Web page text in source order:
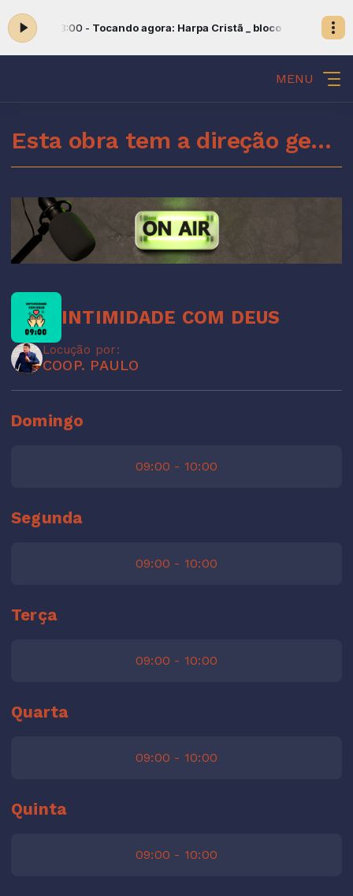
02:00 às 03:00 - Tocando agora: Harpa Cristã _ bloco 03 BOM DIA
MENU
Esta obra tem a direção geral do Espírito Santo de Deus
INTIMIDADE COM DEUS
Locução por:
COOP. PAULO
Domingo
09:00 - 10:00
Segunda
09:00 - 10:00
Terça
09:00 - 10:00
Quarta
09:00 - 10:00
Quinta
09:00 - 10:00